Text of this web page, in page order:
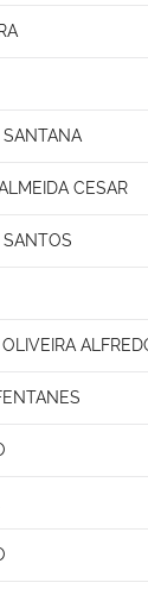
SANTANA
CESAR
SANTOS